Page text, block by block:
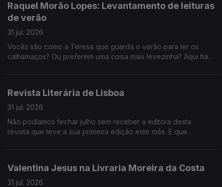
Raquel Morão Lopes: Levantamento de leituras
de verão
31 jul. 2026
Vocês são como a Teresa que guarda o verão para ler os
calhamaços? Ou preferem uma coisa mais levezinha? Aqui há
Revista Literária de Lisboa
31 jul. 2026
Não podíamos fechar julho sem receber a editora desta
revista que teve a sua primeira edição este mês. E que
Valentina Jesus na Livraria Moreira da Costa
31 jul. 2026